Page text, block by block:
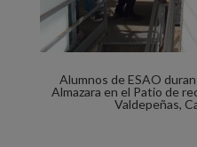
Alumnos de ESAO
Almazara en el Patio de
Valdepeñas,